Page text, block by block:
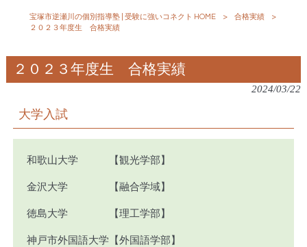
宝塚市逆瀬川の個別指導塾 | 受験に強いコネクト HOME > 合格実績
>
２０２３年度生 合格実績
２０２３年度生 合格実績
2024/03/22
大学入試
和歌山大学 【観光学部】
金沢大学 【融合学域】
徳島大学 【理工学部】
神戸市外国語大学【外国語学部】